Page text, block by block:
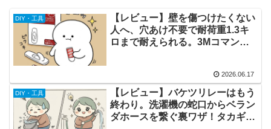
DIY・工具
【レビュー】壁を傷つけたくない
人へ、穴あけ不要で耐荷重1.3キ
ロまで耐えられる。3Mコマンド
2026.06.17
DIY・工具
【レビュー】バケツリレーはもう
終わり。洗濯機の蛇口からベラン
ダホースを繋ぐ裏ワザ！タカギ